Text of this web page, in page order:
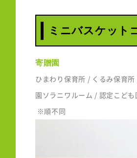
ミニバスケット
寄贈園
ひまわり保育所 / くるみ保育
園ソラニワルーム / 認定こど
※順不同